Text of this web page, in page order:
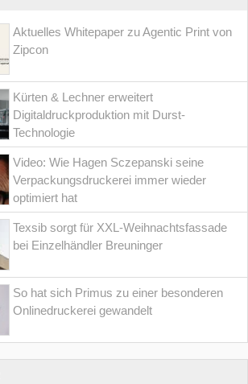
Aktuelles Whitepaper zu Agentic Print von
Zipcon
Kürten & Lechner erweitert
Digitaldruckproduktion mit Durst-
Technologie
Video: Wie Hagen Sczepanski seine
Verpackungsdruckerei immer wieder
optimiert hat
Texsib sorgt für XXL-Weihnachtsfassade
bei Einzelhändler Breuninger
So hat sich Primus zu einer besonderen
Onlinedruckerei gewandelt